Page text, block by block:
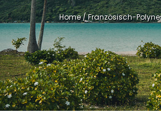
Home/Französisch-